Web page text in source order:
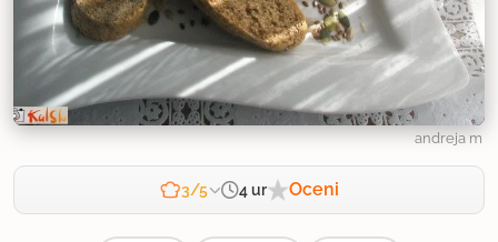
andreja m
3/5 4 ur Oceni